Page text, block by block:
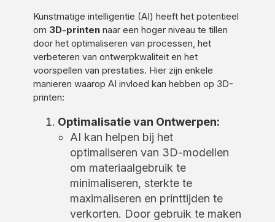
Kunstmatige intelligentie (AI) heeft het potentieel
om 3D-printen naar een hoger niveau te tillen
door het optimaliseren van processen, het
verbeteren van ontwerpkwaliteit en het
voorspellen van prestaties. Hier zijn enkele
manieren waarop AI invloed kan hebben op 3D-
printen:
Optimalisatie van Ontwerpen:
AI kan helpen bij het
optimaliseren van 3D-modellen
om materiaalgebruik te
minimaliseren, sterkte te
maximaliseren en printtijden te
verkorten. Door gebruik te maken